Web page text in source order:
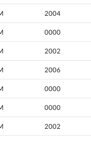
2004
0000
2002
2006
0000
0000
2002